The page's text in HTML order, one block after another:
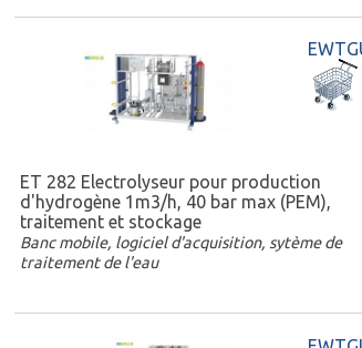
ET 282 Electrolyseur pour production
d'hydrogène 1m3/h, 40 bar max (PEM),
traitement et stockage
Banc mobile, logiciel d'acquisition, sytème de
traitement de l'eau